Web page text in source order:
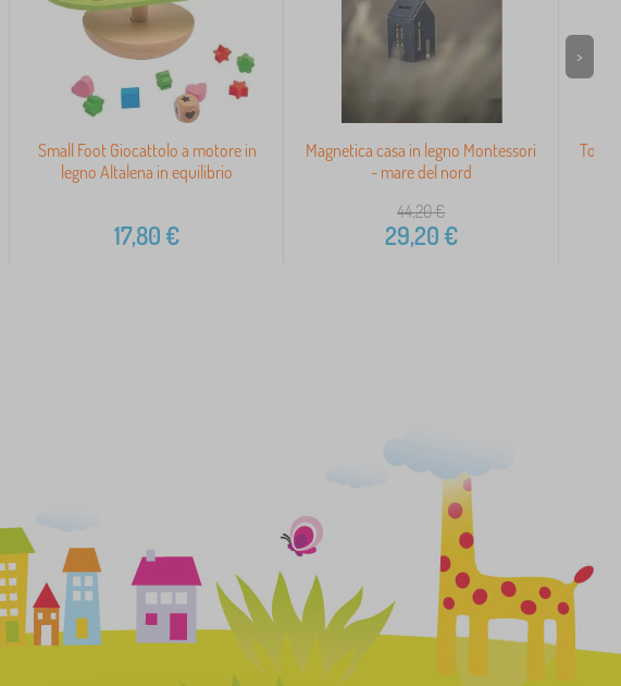
Small Foot Giocattolo a motore in
legno Altalena in equilibrio
17,80€
Magnetica casa in legno Montessori
- mare del nord
44,20€
29,20€
Torre
>